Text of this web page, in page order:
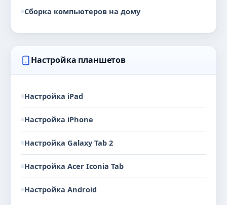
Сборка компьютеров на дому
Настройка планшетов
Настройка iPad
Настройка iPhone
Настройка Galaxy Tab 2
Настройка Acer Iconia Tab
Настройка Android